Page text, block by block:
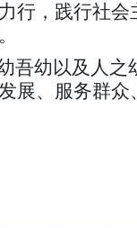
行，践行社
吾幼以及人之
展、服务群